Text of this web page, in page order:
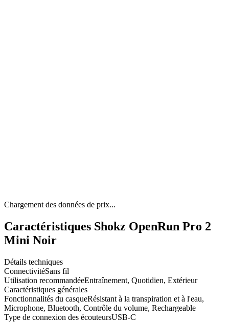
Chargement des données de prix...
Caractéristiques Shokz OpenRun Pro 2
Mini Noir
Détails techniques
ConnectivitéSans fil
Utilisation recommandéeEntraînement, Quotidien, Extérieur
Caractéristiques générales
Fonctionnalités du casqueRésistant à la transpiration et à l'eau,
Microphone, Bluetooth, Contrôle du volume, Rechargeable
Type de connexion des écouteursUSB-C